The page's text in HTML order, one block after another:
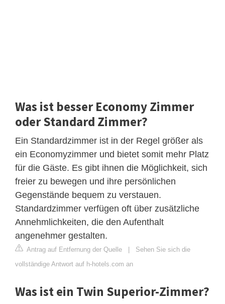
Was ist besser Economy Zimmer
oder Standard Zimmer?
Ein Standardzimmer ist in der Regel größer als
ein Economyzimmer und bietet somit mehr Platz
für die Gäste. Es gibt ihnen die Möglichkeit, sich
freier zu bewegen und ihre persönlichen
Gegenstände bequem zu verstauen.
Standardzimmer verfügen oft über zusätzliche
Annehmlichkeiten, die den Aufenthalt
angenehmer gestalten.
Antrag auf Entfernung der Quelle | Sehen Sie sich die
vollständige Antwort auf h-hotels.com an
Was ist ein Twin Superior-Zimmer?